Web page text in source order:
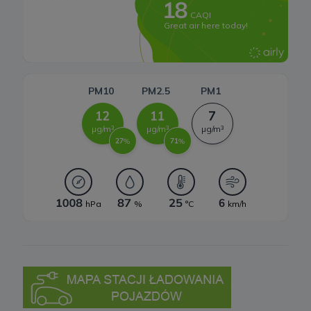
Systemy magazynowania energii
W każdej chwili przysługuje Ci prawo do wniesienia sprzeciwu
wobec przetwarzania Twoich danych opisanych powyżej.
Przestaniemy przetwarzać Twoje dane w tych celach, chyba że
będziemy w stanie wykazać, że w stosunku do Twoich danych
istnieją dla nas ważne prawnie uzasadnione podstawy, które są
nadrzędne wobec Twoich interesów, praw i wolności lub Twoje
W każdej chwili przysługuje Ci prawo do wniesienia sprzeciwu
wobec przetwarzania Twoich danych w celu prowadzenia
marketingu bezpośredniego. Jeżeli skorzystasz z tego prawa –
zaprzestaniemy przetwarzania danych w tym celu.
7. Okres przechowywania danych
Twoje dane osobowe:
a) niezbędne do świadczenia usług, będą przechowywane przez
okres, w którym usługi te będą świadczone, oraz po zakończeniu
b) niezbędne do dostosowania treści serwisu do zainteresowań,
prowadzenia marketingu usług własnych, pomiarów
statystycznych i udoskonalenia usług, będę przechowywane do
momentu wyrażenia sprzeciwu lub do czasu zakończenia